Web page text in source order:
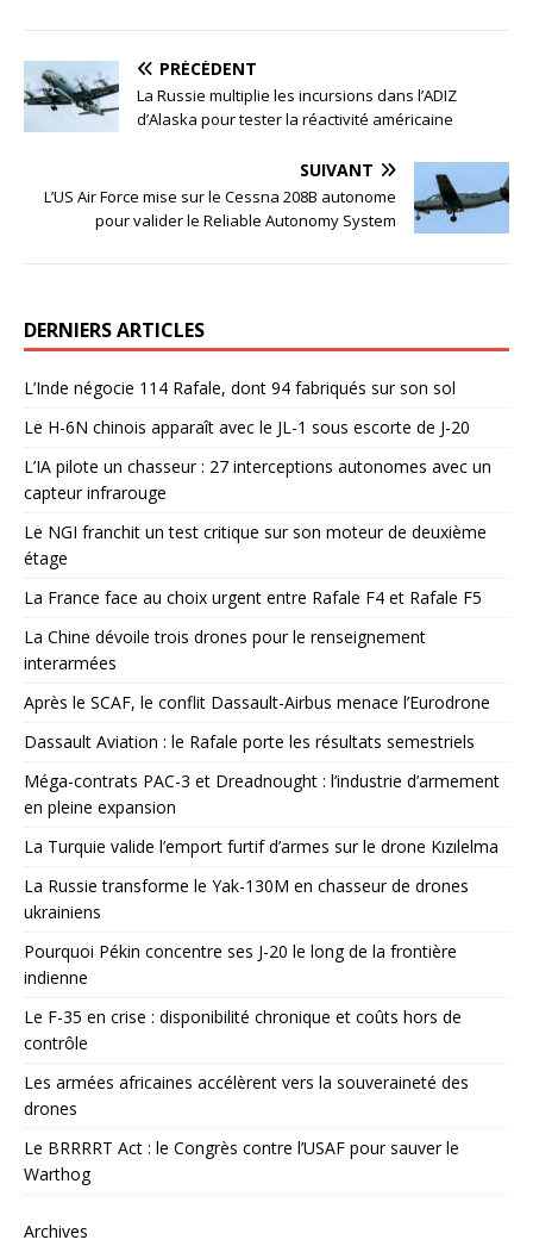
PRÉCÉDENT
La Russie multiplie les incursions dans l’ADIZ
d’Alaska pour tester la réactivité américaine
SUIVANT
L’US Air Force mise sur le Cessna 208B autonome
pour valider le Reliable Autonomy System
DERNIERS ARTICLES
L’Inde négocie 114 Rafale, dont 94 fabriqués sur son sol
Le H-6N chinois apparaît avec le JL-1 sous escorte de J-20
L’IA pilote un chasseur : 27 interceptions autonomes avec un
capteur infrarouge
Le NGI franchit un test critique sur son moteur de deuxième
étage
La France face au choix urgent entre Rafale F4 et Rafale F5
La Chine dévoile trois drones pour le renseignement
interarmées
Après le SCAF, le conflit Dassault-Airbus menace l’Eurodrone
Dassault Aviation : le Rafale porte les résultats semestriels
Méga-contrats PAC-3 et Dreadnought : l’industrie d’armement
en pleine expansion
La Turquie valide l’emport furtif d’armes sur le drone Kızılelma
La Russie transforme le Yak-130M en chasseur de drones
ukrainiens
Pourquoi Pékin concentre ses J-20 le long de la frontière
indienne
Le F-35 en crise : disponibilité chronique et coûts hors de
contrôle
Les armées africaines accélèrent vers la souveraineté des
drones
Le BRRRRT Act : le Congrès contre l’USAF pour sauver le
Warthog
Archives